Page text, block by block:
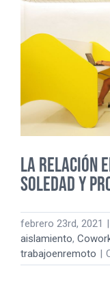
LA RELACIÓN
SOLEDAD Y
febrero 23rd, 2021 |
aislamiento,
trabajoenremoto |